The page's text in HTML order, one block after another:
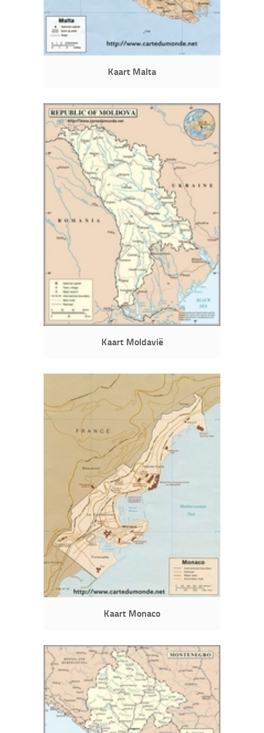
Kaart Malta
Kaart Moldavië
Kaart Monaco